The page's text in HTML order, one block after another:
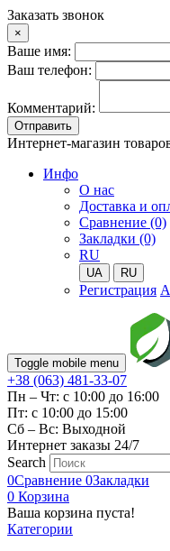
Заказать звонок
×
Ваше имя:
Ваш телефон:
Комментарий:
Отправить
Интернет-магазин
Инфо
О нас
Доставка и
Сравнение (0)
Закладки (0)
RU
UA RU
Регистрация
Toggle mobile menu
+38 (063) 481-33-07
Пн – Чт: с 10:00 до 16:00
Пт: с 10:00 до 15:00
Сб – Вс: Выходной
Интернет заказы 24/7
Search
0Сравнение 0Закладки
0 Корзина
Ваша корзина пуста!
Категории